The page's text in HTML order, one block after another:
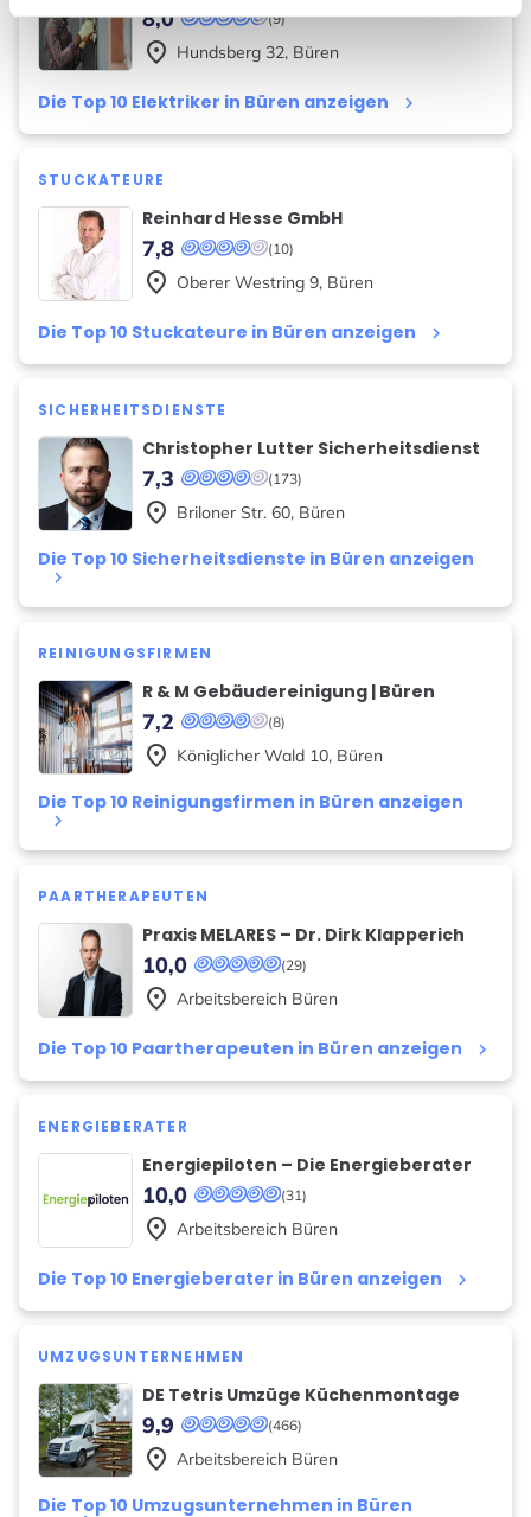
(9)
8,0
Die Top 10 Elektriker in Büren anzeigen keyboard_arrow_right
place Hundsberg 32, Büren
STUCKATEURE
Reinhard Hesse GmbH
(10)
7,8
Die Top 10 Stuckateure in Büren anzeigen keyboard_arrow_right
place Oberer Westring 9, Büren
SICHERHEITSDIENSTE
Christopher Lutter Sicherheitsdienst
(173)
7,3
Die Top 10 Sicherheitsdienste in Büren anzeigen
keyboard_arrow_right
place Briloner Str. 60, Büren
REINIGUNGSFIRMEN
R & M Gebäudereinigung | Büren
(8)
7,2
Die Top 10 Reinigungsfirmen in Büren anzeigen
keyboard_arrow_right
place Königlicher Wald 10, Büren
PAARTHERAPEUTEN
Praxis MELARES – Dr. Dirk Klapperich
(29)
10,0
Die Top 10 Paartherapeuten in Büren anzeigen keyboard_arrow_right
place Arbeitsbereich Büren
ENERGIEBERATER
Energiepiloten – Die Energieberater
(31)
10,0
Die Top 10 Energieberater in Büren anzeigen keyboard_arrow_right
place Arbeitsbereich Büren
UMZUGSUNTERNEHMEN
DE Tetris Umzüge Küchenmontage
(466)
9,9
Die Top 10 Umzugsunternehmen in Büren
place Arbeitsbereich Büren